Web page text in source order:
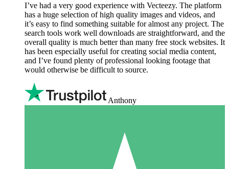
I’ve had a very good experience with Vecteezy. The platform
has a huge selection of high quality images and videos, and
it’s easy to find something suitable for almost any project. The
search tools work well downloads are straightforward, and the
overall quality is much better than many free stock websites. It
has been especially useful for creating social media content,
and I’ve found plenty of professional looking footage that
would otherwise be difficult to source.
Anthony